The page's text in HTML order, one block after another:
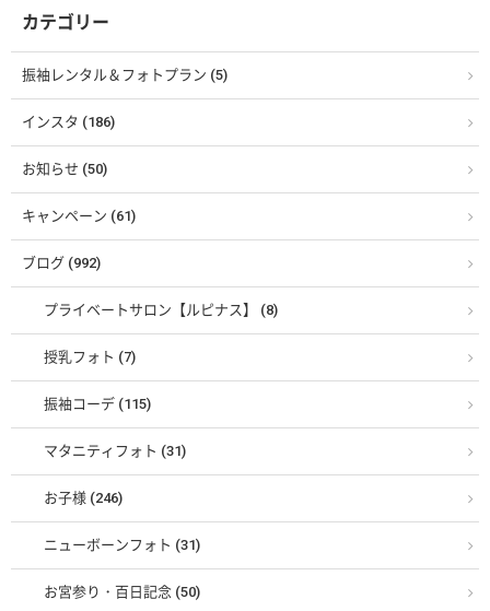
カテゴリー
振袖レンタル＆フォトプラン (5)
インスタ (186)
お知らせ (50)
キャンペーン (61)
ブログ (992)
プライベートサロン【ルピナス】 (8)
授乳フォト (7)
振袖コーデ (115)
マタニティフォト (31)
お子様 (246)
ニューボーンフォト (31)
お宮参り・百日記念 (50)